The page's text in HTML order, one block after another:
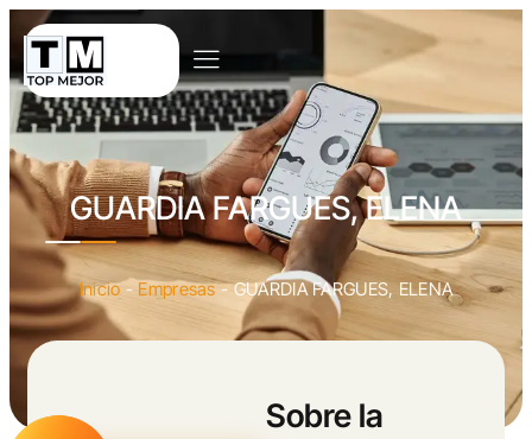
GUARDIA FARGUES, ELENA
Inicio-Empresas-GUARDIA FARGUES, ELENA
Sobre la